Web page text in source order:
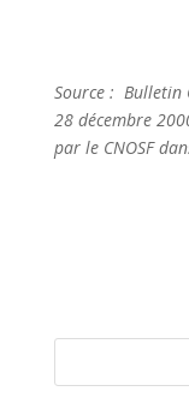
Source : Bulletin
28 décembre
par le CNOSF